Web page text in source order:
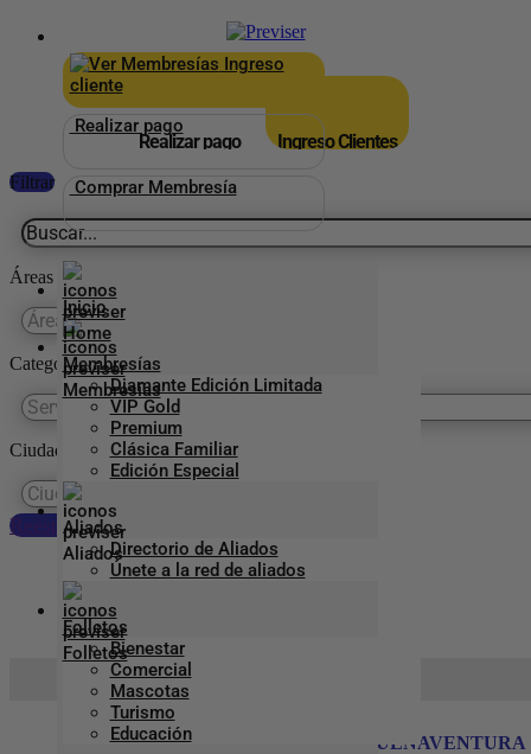
Ingreso
cliente
Realizar pago
Comprar Membresía
Inicio
Membresías
Diamante Edición Limitada
VIP Gold
Premium
Clásica Familiar
Edición Especial
Aliados
Directorio de Aliados
Únete a la red de aliados
Folletos
Bienestar
Comercial
Mascotas
Turismo
Educación
Realizar pago Ingreso Clientes
Filtrar
Áreas
Categorías Previser
Ciudades
Reestablecer preferencias
Periodoncia
Inicio >Aliado Previser
SONRISA BUENAVENTURA – BUENAVENTURA